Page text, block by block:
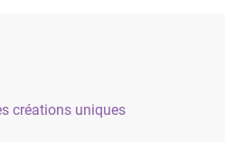
créations uniques